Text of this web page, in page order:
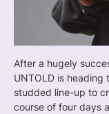
After a hugely
UNTOLD is
studded line-up to
course of four days